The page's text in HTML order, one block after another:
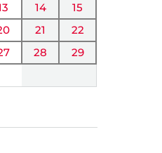
14
15
21
22
28
29